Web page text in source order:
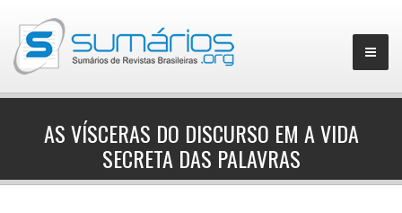
AS VÍSCERAS DO DISCURSO EM A VIDA
SECRETA DAS PALAVRAS